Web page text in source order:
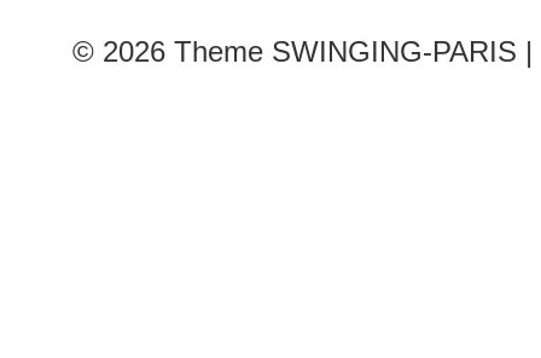
© 2026 Theme SWINGING-PARIS